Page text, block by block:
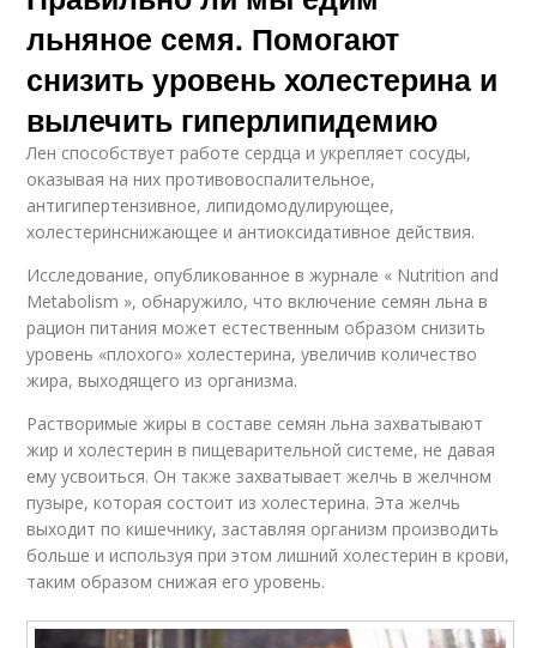
льняное семя. Помогают
снизить уровень холестерина и
вылечить гиперлипидемию
Лен способствует работе сердца и укрепляет сосуды,
оказывая на них противовоспалительное,
антигипертензивное, липидомодулирующее,
холестеринснижающее и антиоксидативное действия.
Исследование, опубликованное в журнале « Nutrition and
Metabolism », обнаружило, что включение семян льна в
рацион питания может естественным образом снизить
уровень «плохого» холестерина, увеличив количество
жира, выходящего из организма.
Растворимые жиры в составе семян льна захватывают
жир и холестерин в пищеварительной системе, не давая
ему усвоиться. Он также захватывает желчь в желчном
пузыре, которая состоит из холестерина. Эта желчь
выходит по кишечнику, заставляя организм производить
больше и используя при этом лишний холестерин в крови,
таким образом снижая его уровень.